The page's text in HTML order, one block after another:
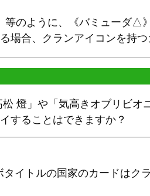
等のように、《バミューダ△
合、クランアイコンを持つ
燈」や「気高きオブリビオ
することはできますか？
イトルの国家のカードはク